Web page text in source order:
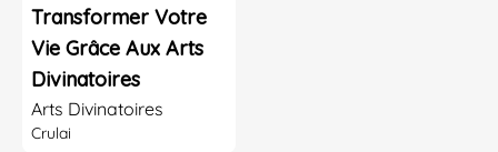
Transformer Votre
Vie Grâce Aux Arts
Divinatoires
Arts Divinatoires
Crulai